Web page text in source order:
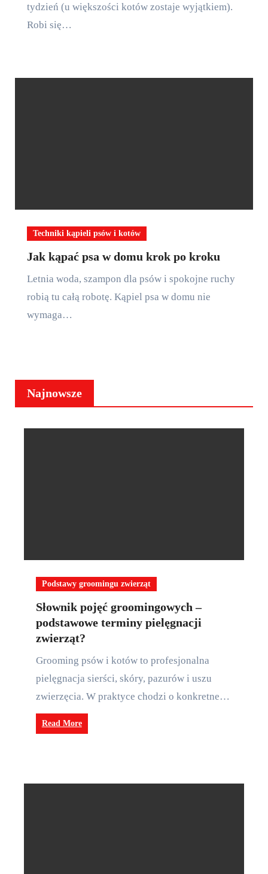
tydzień (u większości kotów zostaje wyjątkiem).
Robi się…
Techniki kąpieli psów i kotów
Jak kąpać psa w domu krok po kroku
Letnia woda, szampon dla psów i spokojne ruchy
robią tu całą robotę. Kąpiel psa w domu nie
wymaga…
Najnowsze
Podstawy groomingu zwierząt
Słownik pojęć groomingowych –
podstawowe terminy pielęgnacji
zwierząt?
Grooming psów i kotów to profesjonalna
pielęgnacja sierści, skóry, pazurów i uszu
zwierzęcia. W praktyce chodzi o konkretne…
Read More